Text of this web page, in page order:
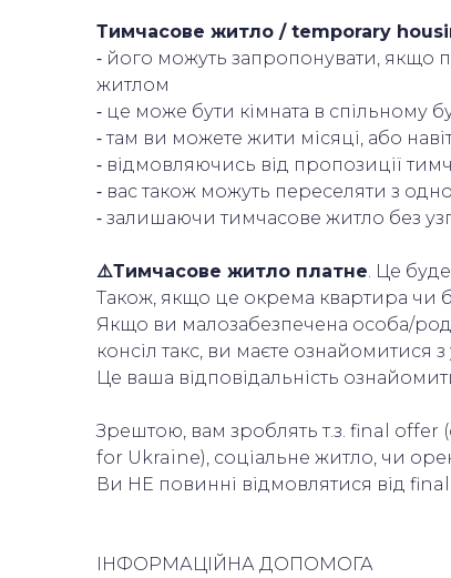
Тимчасове житло / temporary
⁃ його можуть запропонувати, якщо
житлом
⁃ це може бути кімната в спільному
⁃ там ви можете жити місяці, або
⁃ відмовляючись від пропозиції
⁃ вас також можуть переселяти з
⁃ залишаючи тимчасове житло без
⚠️Тимчасове житло платне . Це
Також, якщо це окрема квартира чи
Якщо ви малозабезпечена особа/
консіл такс, ви маєте ознайомитися
Це ваша відповідальність
Зрештою, вам зроблять т.з. final offer
for Ukraine), соціальне житло, чи
Ви НЕ повинні відмовлятися від
ІНФОРМАЦІЙНА ДОПОМОГА